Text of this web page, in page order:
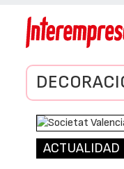
ACTUALIDAD